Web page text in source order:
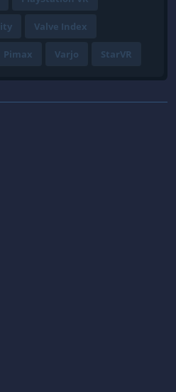
Valve Index
Pimax Varjo StarVR